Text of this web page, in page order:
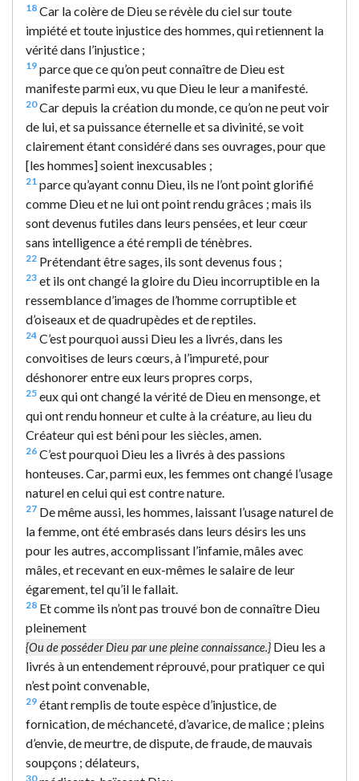
18 Car la colère de Dieu se révèle du ciel sur toute
impiété et toute injustice des hommes, qui retiennent la
vérité dans l’injustice ;
19 parce que ce qu’on peut connaître de Dieu est
manifeste parmi eux, vu que Dieu le leur a manifesté.
20Car depuis la création du monde, ce qu’on ne peut voir
de lui, et sa puissance éternelle et sa divinité, se voit
clairement étant considéré dans ses ouvrages, pour que
[les hommes] soient inexcusables ;
21 parce qu’ayant connu Dieu, ils ne l’ont point glorifié
comme Dieu et ne lui ont point rendu grâces ; mais ils
sont devenus futiles dans leurs pensées, et leur cœur
sans intelligence a été rempli de ténèbres.
22 Prétendant être sages, ils sont devenus fous ;
23 et ils ont changé la gloire du Dieu incorruptible en la
ressemblance d’images de l’homme corruptible et
d’oiseaux et de quadrupèdes et de reptiles.
24 C’est pourquoi aussi Dieu les a livrés, dans les
convoitises de leurs cœurs, à l’impureté, pour
déshonorer entre eux leurs propres corps,
25 eux qui ont changé la vérité de Dieu en mensonge, et
qui ont rendu honneur et culte à la créature, au lieu du
Créateur qui est béni pour les siècles, amen.
26 C’est pourquoi Dieu les a livrés à des passions
honteuses. Car, parmi eux, les femmes ont changé l’usage
naturel en celui qui est contre nature.
27 De même aussi, les hommes, laissant l’usage naturel de
la femme, ont été embrasés dans leurs désirs les uns
pour les autres, accomplissant l’infamie, mâles avec
mâles, et recevant en eux-mêmes le salaire de leur
égarement, tel qu’il le fallait.
28 Et comme ils n’ont pas trouvé bon de connaître Dieu
pleinement
{Ou de posséder Dieu par une pleine connaissance.} Dieu les a
livrés à un entendement réprouvé, pour pratiquer ce qui
n’est point convenable,
29 étant remplis de toute espèce d’injustice, de
fornication, de méchanceté, d’avarice, de malice ; pleins
d’envie, de meurtre, de dispute, de fraude, de mauvais
soupçons ; délateurs,
30